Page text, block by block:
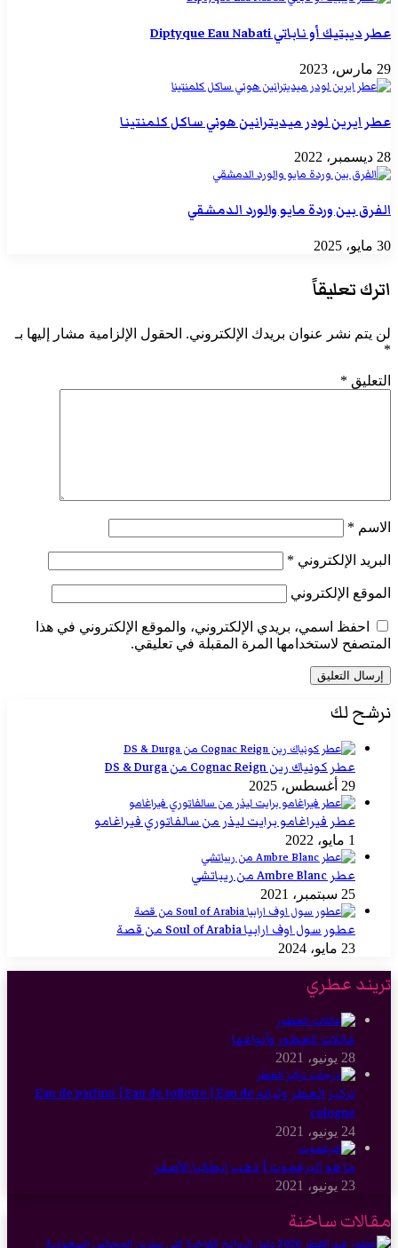
عطر ديبتيك أو ناباتي Diptyque Eau Nabati
29 مارس، 2023
عطر ايرين لودر ميديترانين هوني ساكل كلمنتينا
28 ديسمبر، 2022
الفرق بين وردة مايو والورد الدمشقي
30 مايو، 2025
اترك تعليقاً
لن يتم نشر عنوان بريدك الإلكتروني. الحقول الإلزامية مشار إليها بـ
*
التعليق *
الاسم *
البريد الإلكتروني *
الموقع الإلكتروني
احفظ اسمي، بريدي الإلكتروني، والموقع الإلكتروني في هذا
المتصفح لاستخدامها المرة المقبلة في تعليقي.
نرشح لك
عطر كونياك رين Cognac Reign من DS & Durga
29 أغسطس، 2025
عطر فيراغامو برايت ليذر من سالفاتوري فيراغامو
1 مايو، 2022
عطر Ambre Blanc من ريباتشي
25 سبتمبر، 2021
عطور سول اوف ارابيا Soul of Arabia من قصة
23 مايو، 2024
تريند عطري
عائلات العطور وأنواعها
28 يونيو، 2021
تركيز العطر وثباته Eau de parfum | Eau de toilette | Eau de
cologne
24 يونيو، 2021
ما هو البرغموت | ذهب إيطاليا الأصفر
23 يونيو، 2021
مقالات ساخنة